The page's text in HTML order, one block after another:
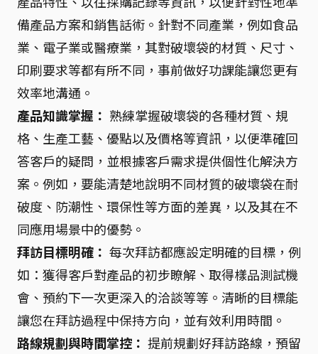
備產品方案和銷售話術。針對不同產業，例如食品
業、電子業或醫療業，其對破壞袋的材質、尺寸、
印刷要求等都有所不同，事前做好功課能讓您更有
效率地溝通。
產品知識掌握： 熟練掌握破壞袋的各種材質、規
格、生產工藝、優點以及價格等資訊，以便準確回
答客戶的疑問，並根據客戶需求提供個性化解決方
案。例如，要能清楚地說明不同材質的破壞袋在耐
破度、防潮性、環保性等方面的差異，以及其在不
同應用場景中的優勢。
拜訪目標明確： 每次拜訪都應設定明確的目標，例
如：獲得客戶對產品的初步瞭解、取得樣品測試機
會、預約下一次更深入的洽談等等。清晰的目標能
讓您在拜訪過程中保持方向，並有效利用時間。
路線規劃與時間掌控： 提前規劃好拜訪路線，預留